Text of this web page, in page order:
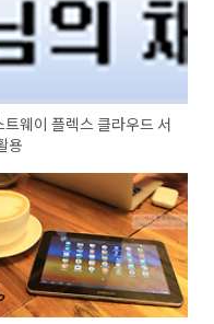
트웨이 플렉스 클라우드 서
용